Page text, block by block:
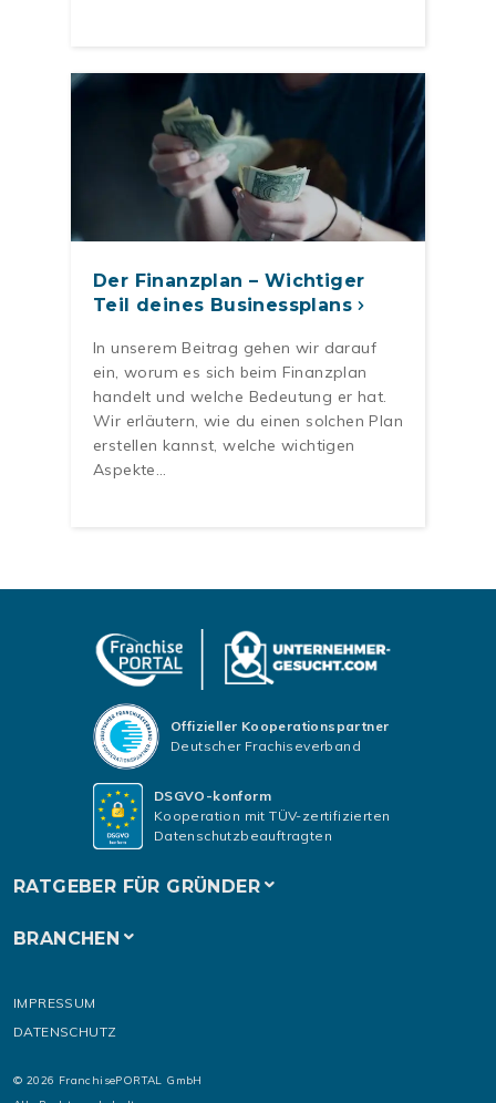
Der Finanzplan – Wichtiger
Teil deines Businessplans
In unserem Beitrag gehen wir darauf
ein, worum es sich beim Finanzplan
handelt und welche Bedeutung er hat.
Wir erläutern, wie du einen solchen Plan
erstellen kannst, welche wichtigen
Aspekte…
Offizieller Kooperationspartner
Deutscher Frachiseverband
DSGVO-konform
Kooperation mit TÜV-zertifizierten
Datenschutzbeauftragten
RATGEBER FÜR GRÜNDER
BRANCHEN
IMPRESSUM
DATENSCHUTZ
© 2026 FranchisePORTAL GmbH